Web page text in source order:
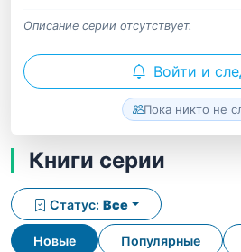
Описание серии отсутствует.
Войти и
Пока никто не
Книги серии
Новые Популярные
Статус: Все